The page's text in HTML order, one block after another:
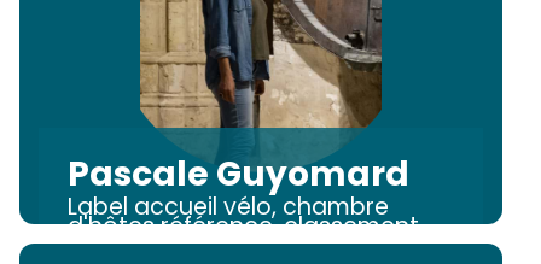
Pascale Guyomard
Label accueil vélo, chambre
d'hôtes référence, classement
meublés